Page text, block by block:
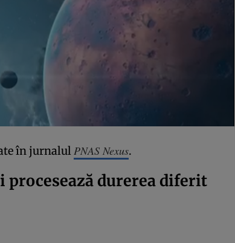
în jurnalulPNAS Nexus.
procesează durerea diferit